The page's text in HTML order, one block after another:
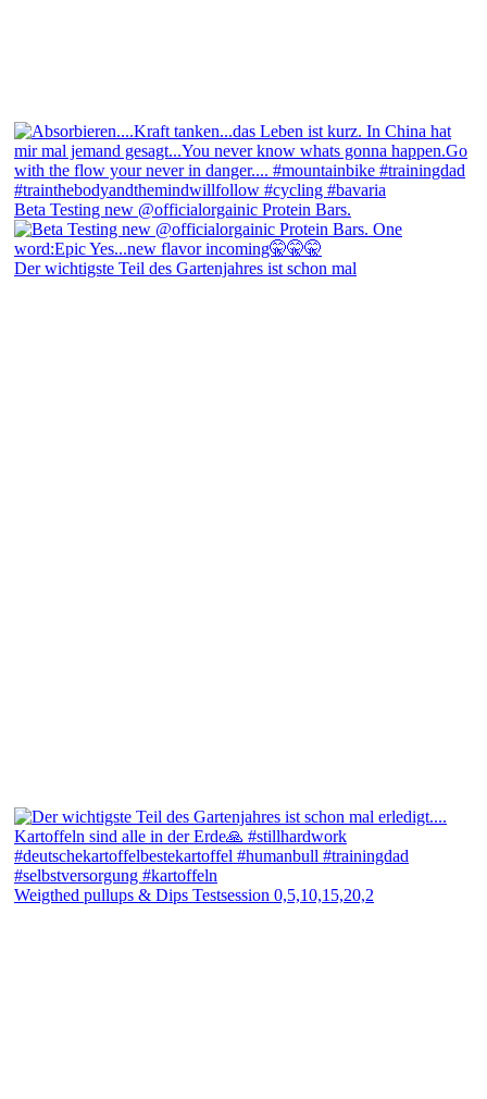
Beta Testing new @officialorgainic Protein Bars.
Der wichtigste Teil des Gartenjahres ist schon mal
Weigthed pullups & Dips Testsession 0,5,10,15,20,2